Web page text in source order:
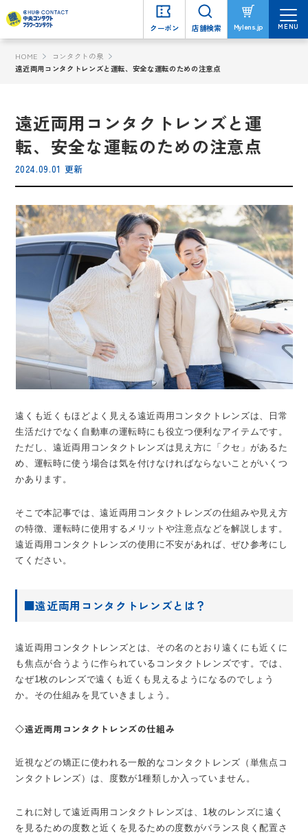
クーポン 店舗検索 Mylens.jp MENU
HOME
コンタクトの泉
遠近両用コンタクトレンズと運転、安全な運転のための注意点
遠近両用コンタクトレンズと運
転、安全な運転のための注意点
2024.09.01 更新
遠くも近くもほどよく見える遠近両用コンタクトレンズは、日常
生活だけでなく自動車の運転時にも役立つ便利なアイテムです。
ただし、遠近両用コンタクトレンズは見え方に「クセ」があるた
め、運転時に使う場合は気を付けなければならないことがいくつ
かあります。
そこで本記事では、遠近両用コンタクトレンズの仕組みや見え方
の特徴、運転時に使用するメリットや注意点などを解説します。
遠近両用コンタクトレンズの使用に不安があれば、ぜひ参考にし
てください。
■遠近両用コンタクトレンズとは？
遠近両用コンタクトレンズとは、その名のとおり遠くにも近くに
も焦点が合うように作られているコンタクトレンズです。では、
なぜ1枚のレンズで遠くも近くも見えるようになるのでしょう
か。その仕組みを見ていきましょう。
◇遠近両用コンタクトレンズの仕組み
近視などの矯正に使われる一般的なコンタクトレンズ（単焦点コ
ンタクトレンズ）は、度数が1種類しか入っていません。
これに対して遠近両用コンタクトレンズは、1枚のレンズに遠く
を見るための度数と近くを見るための度数がバランス良く配置さ
クーポン 店舗検索 Mylens.jp MENU